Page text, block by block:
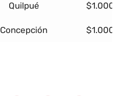
Quilpué
Concepción